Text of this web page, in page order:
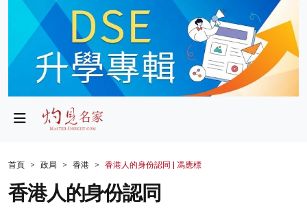
政局
財經
生活
首頁 政局 香港 香港人的身份認同 | 馮應標
香港人的身份認同